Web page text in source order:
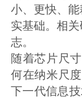
小、更快、
实基础。相
志。
随着芯片尺
何在纳米尺
下一代信息